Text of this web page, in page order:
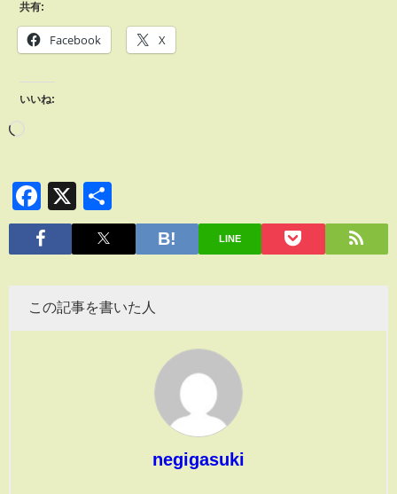
共有:
Facebook X
いいね:
Facebook
X
有
LINE
この記事を書いた人
negigasuki